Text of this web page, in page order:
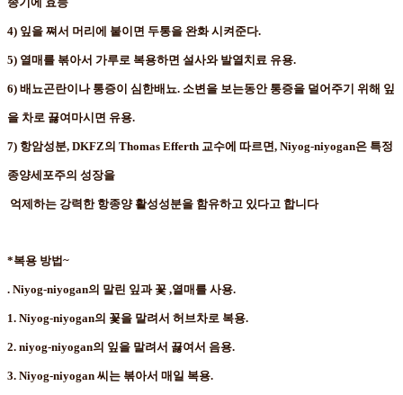
4) 잎을 쪄서 머리에 붙이면 두통을 완화 시켜준다.
5) 열매를 볶아서 가루로 복용하면 설사와 발열치료 유용.
6) 배뇨곤란이나 통증이 심한배뇨. 소변을 보는동안 통증을 덜어주기 위해 잎
을 차로 끓여마시면 유용.
7) 항암성분, DKFZ의 Thomas Efferth 교수에 따르면, Niyog-niyogan은 특정
종양세포주의 성장을
억제하는 강력한 항종양 활성성분을 함유하고 있다고 합니다
*복용 방법~
. Niyog-niyogan의 말린 잎과 꽃 ,열매를 사용.
1. Niyog-niyogan의 꽃을 말려서 허브차로 복용.
2. niyog-niyogan의 잎을 말려서 끓여서 음용.
3. Niyog-niyogan 씨는 볶아서 매일 복용.